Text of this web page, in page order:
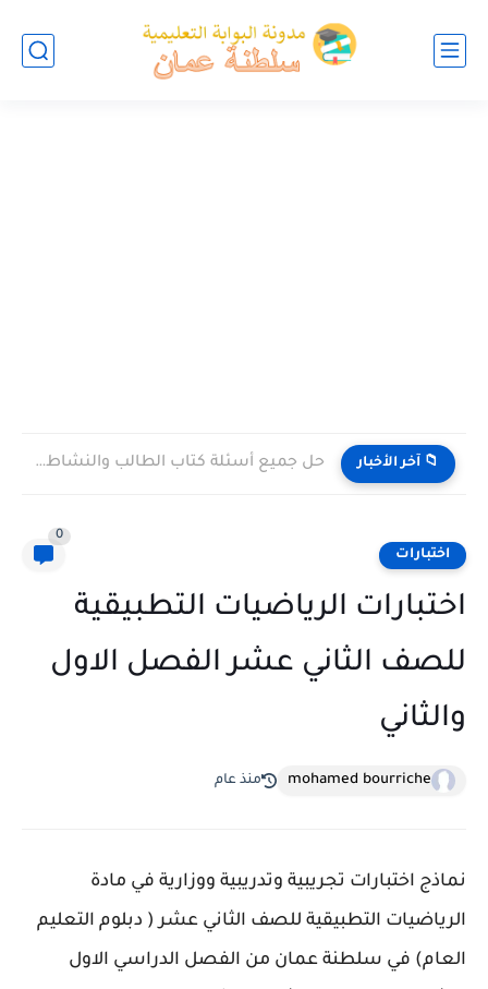
📁 آخر الأخبار حل جميع أسئلة كتاب الطالب والنشاط في الاحياء للصف العاشر...
اختبارات
0
اختبارات الرياضيات التطبيقية
للصف الثاني عشر الفصل الاول
والثاني
mohamed bourriche منذ عام
نماذج اختبارات تجريبية وتدريبية ووزارية في مادة
الرياضيات التطبيقية للصف الثاني عشر ( دبلوم التعليم
العام) في سلطنة عمان من الفصل الدراسي الاول